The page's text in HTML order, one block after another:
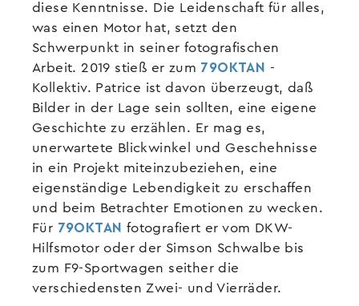
diese Kenntnisse. Die Leidenschaft für alles,
was einen Motor hat, setzt den
Schwerpunkt in seiner fotografischen
Arbeit. 2019 stieß er zum 79OKTAN -
Kollektiv. Patrice ist davon überzeugt, daß
Bilder in der Lage sein sollten, eine eigene
Geschichte zu erzählen. Er mag es,
unerwartete Blickwinkel und Geschehnisse
in ein Projekt miteinzubeziehen, eine
eigenständige Lebendigkeit zu erschaffen
und beim Betrachter Emotionen zu wecken.
Für 79OKTAN fotografiert er vom DKW-
Hilfsmotor oder der Simson Schwalbe bis
zum F9-Sportwagen seither die
verschiedensten Zwei- und Vierräder.